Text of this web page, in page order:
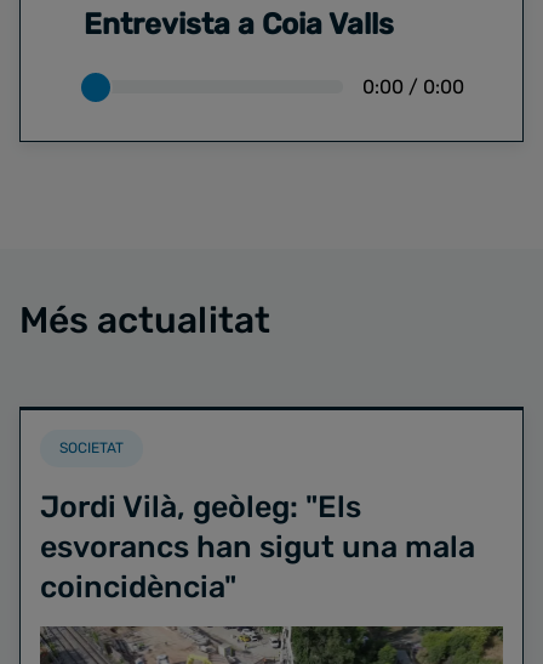
Entrevista a Coia Valls
0:00 / 0:00
Més actualitat
SOCIETAT
Jordi Vilà, geòleg: "Els
esvorancs han sigut una mala
coincidència"